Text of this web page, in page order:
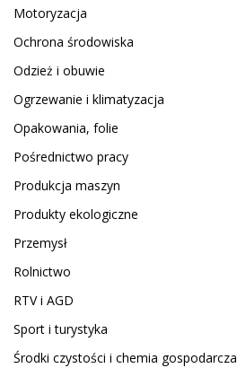
Motoryzacja
Ochrona środowiska
Odzież i obuwie
Ogrzewanie i klimatyzacja
Opakowania, folie
Pośrednictwo pracy
Produkcja maszyn
Produkty ekologiczne
Przemysł
Rolnictwo
RTV i AGD
Sport i turystyka
Środki czystości i chemia gospodarcza